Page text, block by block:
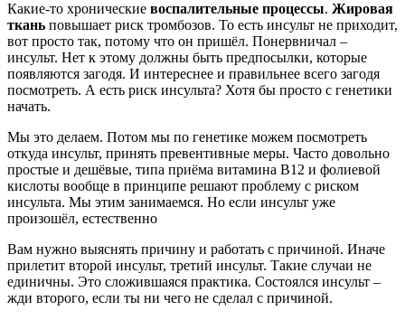
Какие-то хронические воспалительные процессы. Жировая
ткань повышает риск тромбозов. То есть инсульт не приходит,
вот просто так, потому что он пришёл. Понервничал –
инсульт. Нет к этому должны быть предпосылки, которые
появляются загодя. И интереснее и правильнее всего загодя
посмотреть. А есть риск инсульта? Хотя бы просто с генетики
начать.
Мы это делаем. Потом мы по генетике можем посмотреть
откуда инсульт, принять превентивные меры. Часто довольно
простые и дешёвые, типа приёма витамина В12 и фолиевой
кислоты вообще в принципе решают проблему с риском
инсульта. Мы этим занимаемся. Но если инсульт уже
произошёл, естественно
Вам нужно выяснять причину и работать с причиной. Иначе
прилетит второй инсульт, третий инсульт. Такие случаи не
единичны. Это сложившаяся практика. Состоялся инсульт –
жди второго, если ты ни чего не сделал с причиной.